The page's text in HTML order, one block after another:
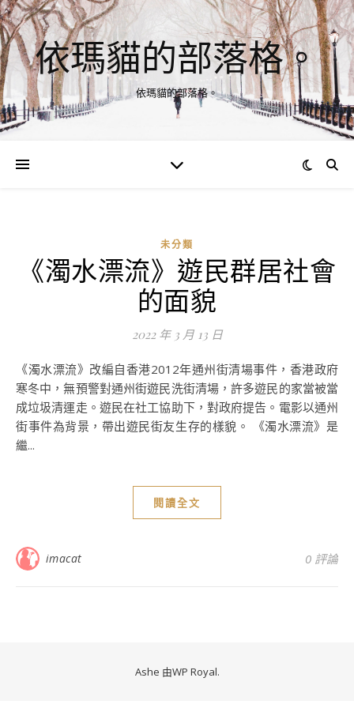
依瑪貓的部落格。
依瑪貓的部落格。
未分類
《濁水漂流》遊民群居社會
的面貌
2022 年 3 月 13 日
《濁水漂流》改編自香港2012年通州街清場事件，香港政府
寒冬中，無預警對通州街遊民洗街清場，許多遊民的家當被當
成垃圾清運走。遊民在社工協助下，對政府提告。電影以通州
街事件為背景，帶出遊民街友生存的樣貌。 《濁水漂流》是
繼...
閱讀全文
imacat 0 評論
Ashe 由WP Royal.